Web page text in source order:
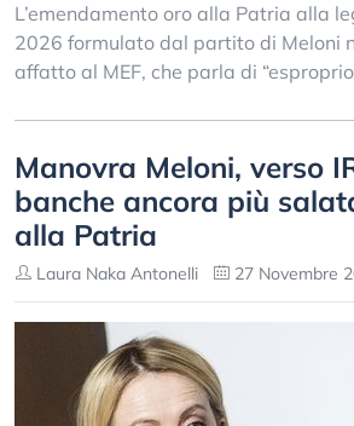
L’emendamento oro alla Patria alla
2026 formulato dal partito di Meloni
affatto al MEF, che parla di
Manovra Meloni, verso
banche ancora più
alla Patria
Laura Naka Antonelli 27 Novembre